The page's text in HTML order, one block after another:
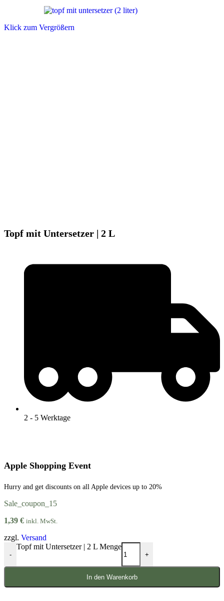
Klick zum Vergrößern
Topf mit Untersetzer | 2 L
2 - 5 Werktage
Apple Shopping Event
Hurry and get discounts on all Apple devices up to 20%
Sale_coupon_15
1,39 € inkl. MwSt.
zzgl. Versand
-
Topf mit Untersetzer | 2 L Menge
+
In den Warenkorb